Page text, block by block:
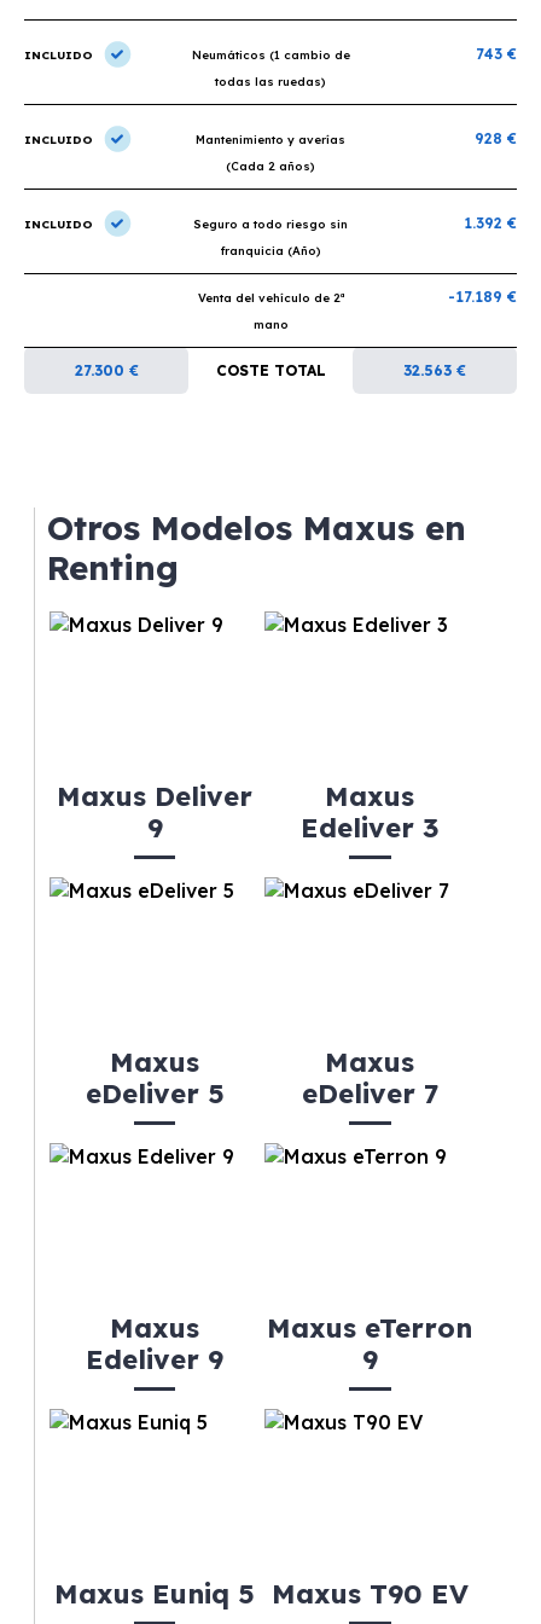
INCLUIDO
Neumáticos (1 cambio de
todas las ruedas)
743 €
INCLUIDO
Mantenimiento y averías
(Cada 2 años)
928 €
INCLUIDO
Seguro a todo riesgo sin
franquicia (Año)
1.392 €
Venta del vehículo de 2ª
mano
-17.189 €
27.300 € COSTE TOTAL 32.563 €
Otros Modelos Maxus en
Renting
Maxus Deliver
9
Maxus
Edeliver 3
Maxus
eDeliver 5
Maxus
eDeliver 7
Maxus
Edeliver 9
Maxus eTerron
9
Maxus Euniq 5 Maxus T90 EV